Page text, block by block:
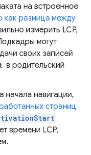
на встроенное
как разница между
измерить LCP,
могут
своих записей
в родительский
начала навигации,
страниц
времени LCP,